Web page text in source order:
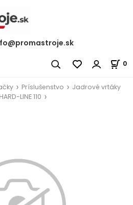
0
Príslušenstvo
Jadrové vrtáky
LINE 110